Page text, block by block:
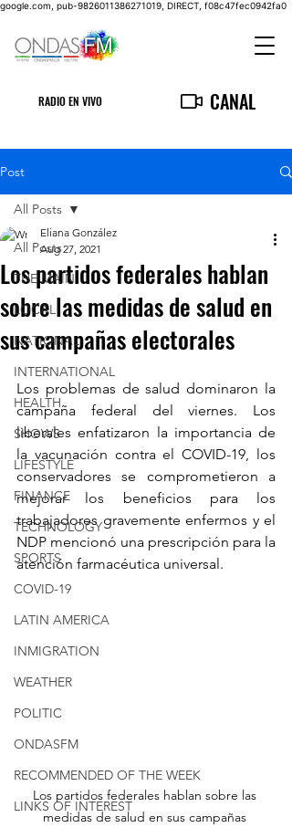
google.com, pub-9826011386271019, DIRECT, f08c47fec0942fa0
RADIO EN VIVO CANAL
Post
All Posts
THE MAIN
LOCAL
NATIONAL
INTERNATIONAL
HEALTH
SHOWS
LIFESTYLE
FINANCE
TECHNOLOGY
SPORTS
COVID-19
LATIN AMERICA
INMIGRATION
WEATHER
POLITIC
ONDASFM
RECOMMENDED OF THE WEEK
LINKS OF INTEREST
All Posts
Los partidos federales hablan
sobre las medidas de salud en
sus campañas electorales
Eliana González
Aug 27, 2021
Los problemas de salud dominaron la
campaña federal del viernes. Los
liberales enfatizaron la importancia de
la vacunación contra el COVID-19, los
conservadores se comprometieron a
mejorar los beneficios para los
trabajadores gravemente enfermos y el
NDP mencionó una prescripción para la
atención farmacéutica universal.
Los partidos federales hablan sobre las
medidas de salud en sus campañas